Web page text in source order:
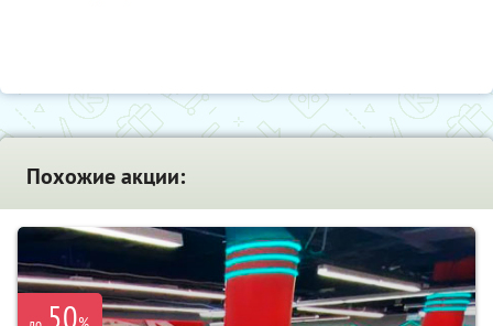
Похожие акции:
50